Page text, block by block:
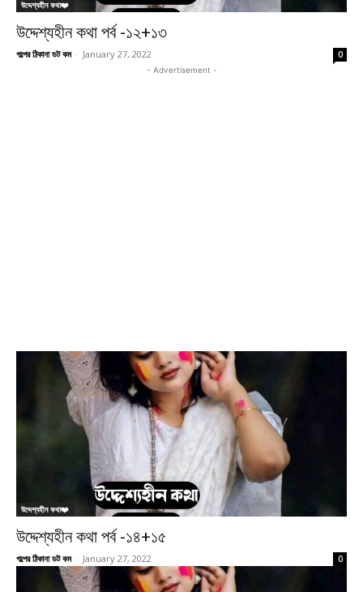
উদ্দেশ্যহীন কথা❤️
উদ্দেশ্যহীন কথা পর্ব -১২+১৩
গল্পের ঠিকানা ডট কম - January 27, 2022 0
- Advertisement -
উদ্দেশ্যহীন কথা❤️
উদ্দেশ্যহীন কথা পর্ব -১৪+১৫
গল্পের ঠিকানা ডট কম - January 27, 2022 0